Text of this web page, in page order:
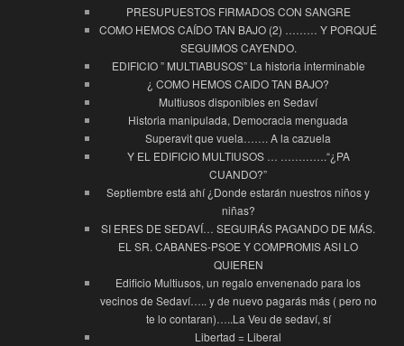
PRESUPUESTOS FIRMADOS CON SANGRE
COMO HEMOS CAÍDO TAN BAJO (2) ……… Y PORQUÉ
SEGUIMOS CAYENDO.
EDIFICIO ” MULTIABUSOS” La historia interminable
¿ COMO HEMOS CAIDO TAN BAJO?
Multiusos disponibles en Sedaví
Historia manipulada, Democracia menguada
Superavit que vuela……. A la cazuela
Y EL EDIFICIO MULTIUSOS … ………….“¿PA
CUANDO?”
Septiembre está ahí ¿Donde estarán nuestros niños y
niñas?
SI ERES DE SEDAVÍ… SEGUIRÁS PAGANDO DE MÁS.
EL SR. CABANES-PSOE Y COMPROMIS ASI LO
QUIEREN
Edificio Multiusos, un regalo envenenado para los
vecinos de Sedaví….. y de nuevo pagarás más ( pero no
te lo contaran)…..La Veu de sedaví, sí
Libertad = Liberal